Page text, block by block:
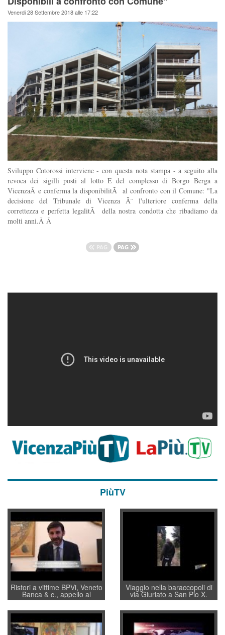
Venerdi 28 Settembre 2018 alle 17:22
Sviluppo Cotorossi interviene - con questa nota stampa - a seguito alla
revoca dei sigilli posti al lotto E del complesso di Borgo Berga a
VicenzaÂ e conferma la disponibilitÃ al confronto con il Comune: "La
decisione del Tribunale di Vicenza Ã¨ l'ulteriore conferma della
correttezza e perfetta legalitÃ della nostra condotta che ribadiamo da
molti anni.Â Â
PiùTV
Ristori a vittime BPVi, Veneto
Banca & c., appello al
sottosegretario Alessio
Villarosa: per mettere ordine
convochi con Di Maio CNCU
a supporto della cabina di
regia al Mef
Viaggio nella baraccopoli di
via Giuriato a San Pio X.
Vicenza ai Vicentini: “faremo
un regalo di Natale ai
residenti”